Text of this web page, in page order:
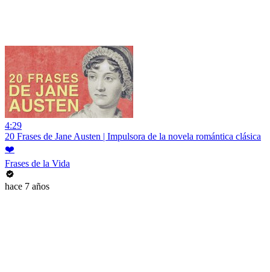
4:29
20 Frases de Jane Austen | Impulsora de la novela romántica clásica
❤️
Frases de la Vida
hace 7 años